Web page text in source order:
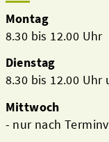
Montag
8.30 bis 12.00 Uhr
Dienstag
8.30 bis 12.00 Uhr
Mittwoch
- nur nach